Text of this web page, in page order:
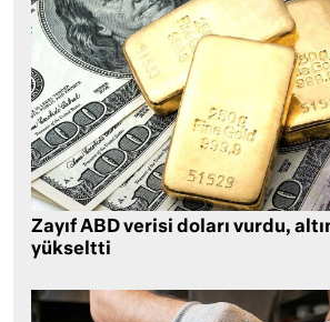
Zayıf ABD verisi doları vurdu,
yükseltti